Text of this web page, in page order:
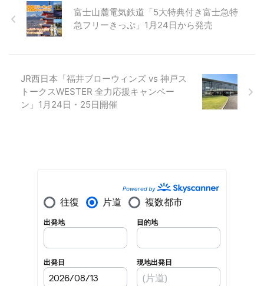
富士山麓電気鉄道「5大特典付き富士急特
急フリーきっぷ」1月24日から発売
JR西日本「福井ブローウィンズ vs 神戸ス
トークスWESTER 全力応援キャンペー
ン」1月24日・25日開催